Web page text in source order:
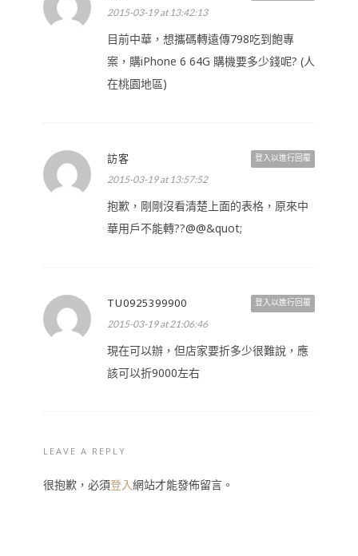
2015-03-19 at 13:42:13
目前中華，想攜碼轉遠傳798吃到飽專
案，購iPhone 6 64G 購機要多少錢呢? (人
在桃園地區)
登入以進行回覆
訪客
2015-03-19 at 13:57:52
抱歉，剛剛沒看清楚上面的表格，原來中
華用戶不能轉??@@&quot;
登入以進行回覆
TU0925399900
2015-03-19 at 21:06:46
現在可以辦，但店家要折多少很難說，應
該可以折9000左右
LEAVE A REPLY
很抱歉，必須登入網站才能發佈留言。